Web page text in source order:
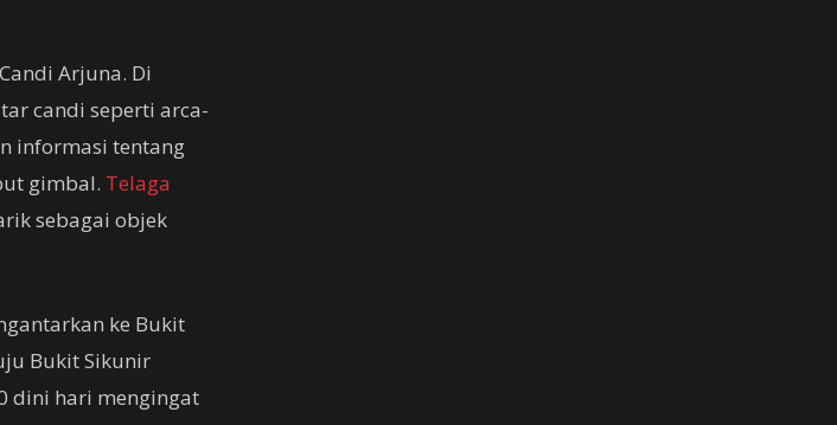
Arjuna. Di
candi seperti arca-
informasi tentang
gimbal. Telaga
sebagai objek
ke Bukit
Bukit Sikunir
dini hari mengingat